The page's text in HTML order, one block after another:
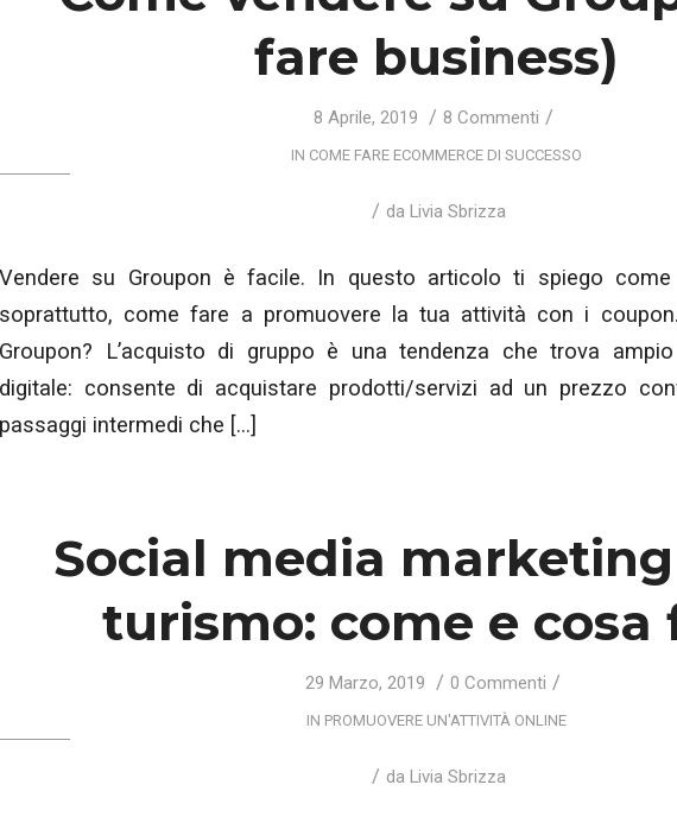
fare business)
8 Aprile, 2019 / 8 Commenti /
IN COME FARE ECOMMERCE DI SUCCESSO
/ da Livia Sbrizza
Vendere su Groupon è facile. In questo articolo ti spiego
soprattutto, come fare a promuovere la tua attività con i
Groupon? L’acquisto di gruppo è una tendenza che trova
digitale: consente di acquistare prodotti/servizi ad un prezzo
passaggi intermedi che […]
Social media
turismo: come e cosa
29 Marzo, 2019 / 0 Commenti /
IN PROMUOVERE UN'ATTIVITÀ ONLINE
/ da Livia Sbrizza